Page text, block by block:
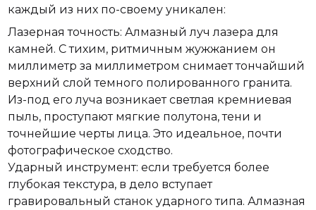
каждый из них по-своему уникален:
Лазерная точность: Алмазный луч лазера для
камней. С тихим, ритмичным жужжанием он
миллиметр за миллиметром снимает тончайший
верхний слой темного полированного гранита.
Из-под его луча возникает светлая кремниевая
пыль, проступают мягкие полутона, тени и
точнейшие черты лица. Это идеальное, почти
фотографическое сходство.
Ударный инструмент: если требуется более
глубокая текстура, в дело вступает
гравировальный станок ударного типа. Алмазная